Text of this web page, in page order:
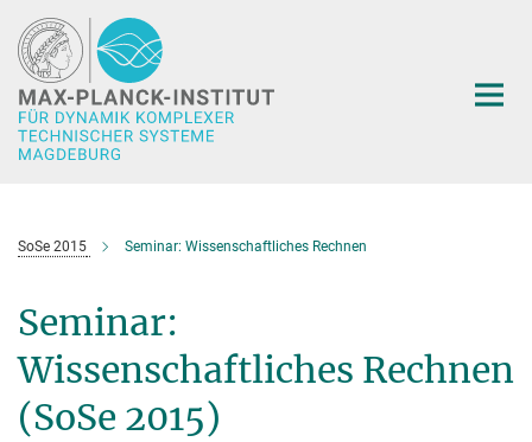
Hauptinhalt
SoSe 2015 Seminar: Wissenschaftliches Rechnen
Seminar:
Wissenschaftliches Rechnen
(SoSe 2015)